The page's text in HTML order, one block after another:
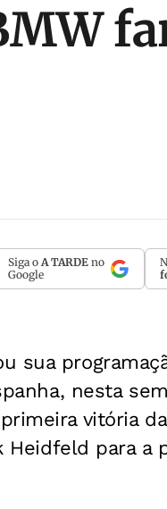
Siga o A TARDE no
Google
sua
nesta
vitória
para a